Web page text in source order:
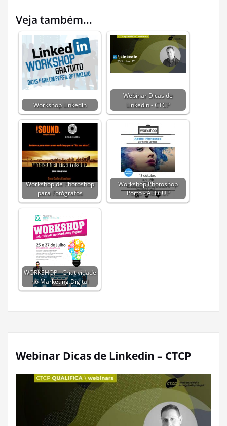
Veja também...
Workshop Linkedin
Webinar Dicas de
Linkedin - CTCP
Workshop de Photoshop
para Fotógrafos
Workshop Photoshop
Porto - AEFCUP
WORKSHOP - Criatividade
no Marketing Digital
Webinar Dicas de Linkedin – CTCP